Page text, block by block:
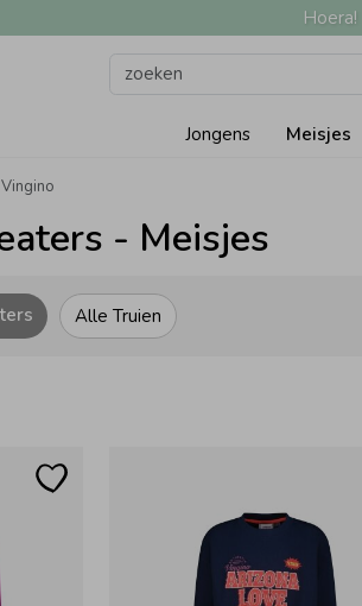
Jongens Meisjes
Vingino
- Meisjes
Alle Truien